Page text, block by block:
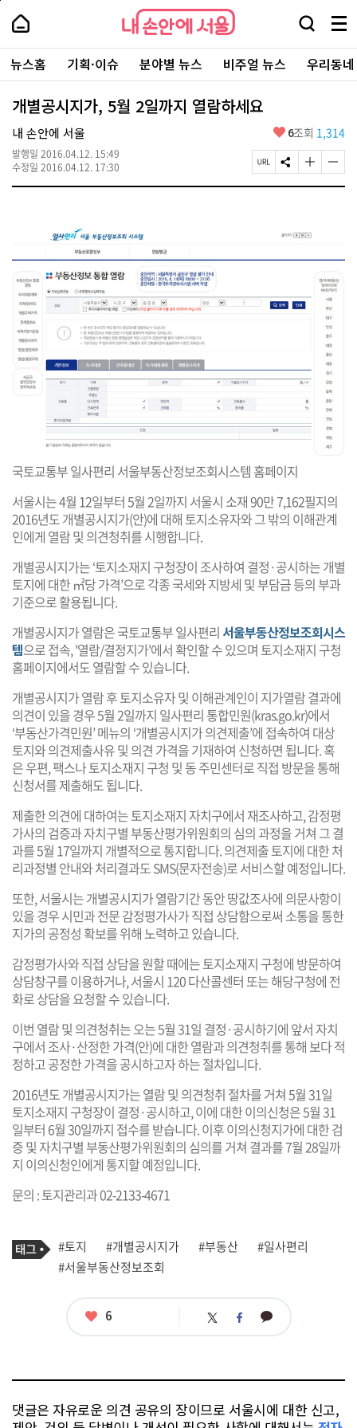
본
로
가
내
손
안
에
서
울
-
서
울
시
대
표
소
내
손
에
울
검
창
열
기
메
뉴
전
체
보
주
요
서
뉴스홈 기획·이슈 분야별 뉴스 비주얼 뉴스 우리동
개별공시지가, 5월 2일까지 열람하세요
내 손안에 서울
발행일 2016.04.12. 15:49
수정일 2016.04.12. 17:30
좋
요
6조회 1,314
페
이
사
S
N
하
글
자
게
경
하
기
글
자
경
하
기
국토교통부 일사편리 서울부동산정보조회시스템 홈페이지
서울시는 4월 12일부터 5월 2일까지 서울시 소재 90만 7,162필지의
2016년도 개별공시지가(안)에 대해 토지소유자와 그 밖의 이해관계
인에게 열람 및 의견청취를 시행합니다.
개별공시지가는 ‘토지소재지 구청장이 조사하여 결정·공시하는 개별
토지에 대한 ㎡당 가격’으로 각종 국세와 지방세 및 부담금 등의 부과
기준으로 활용됩니다.
개별공시지가 열람은 국토교통부 일사편리 서울부동산정보조회시스
템으로 접속, '열람/결정지가'에서 확인할 수 있으며 토지소재지 구청
홈페이지에서도 열람할 수 있습니다.
개별공시지가 열람 후 토지소유자 및 이해관계인이 지가열람 결과에
의견이 있을 경우 5월 2일까지 일사편리 통합민원(kras.go.kr)에서
‘부동산가격민원’ 메뉴의 ‘개별공시지가 의견제출’에 접속하여 대상
토지와 의견제출사유 및 의견 가격을 기재하여 신청하면 됩니다. 혹
은 우편, 팩스나 토지소재지 구청 및 동 주민센터로 직접 방문을 통해
신청서를 제출해도 됩니다.
제출한 의견에 대하여는 토지소재지 자치구에서 재조사하고, 감정평
가사의 검증과 자치구별 부동산평가위원회의 심의 과정을 거쳐 그 결
과를 5월 17일까지 개별적으로 통지합니다. 의견제출 토지에 대한 처
리과정별 안내와 처리결과도 SMS(문자전송)로 서비스할 예정입니다.
또한, 서울시는 개별공시지가 열람기간 동안 땅값조사에 의문사항이
있을 경우 시민과 전문 감정평가사가 직접 상담함으로써 소통을 통한
지가의 공정성 확보를 위해 노력하고 있습니다.
감정평가사와 직접 상담을 원할 때에는 토지소재지 구청에 방문하여
상담창구를 이용하거나, 서울시 120 다산콜센터 또는 해당구청에 전
화로 상담을 요청할 수 있습니다.
이번 열람 및 의견청취는 오는 5월 31일 결정·공시하기에 앞서 자치
구에서 조사·산정한 가격(안)에 대한 열람과 의견청취를 통해 보다 적
정하고 공정한 가격을 공시하고자 하는 절차입니다.
2016년도 개별공시지가는 열람 및 의견청취 절차를 거쳐 5월 31일
토지소재지 구청장이 결정·공시하고, 이에 대한 이의신청은 5월 31
일부터 6월 30일까지 접수를 받습니다. 이후 이의신청지가에 대한 검
증 및 자치구별 부동산평가위원회의 심의를 거쳐 결과를 7월 28일까
지 이의신청인에게 통지할 예정입니다.
문의 : 토지관리과 02-2133-4671
기
사
관
련
태
그
#토지 #개별공시지가 #부동산
#일사편리
#서울부동산정보조회
좋
6 트 페 카
댓글은 자유로운 의견 공유의 장이므로 서울시에 대한 신고,
페
상
단
로